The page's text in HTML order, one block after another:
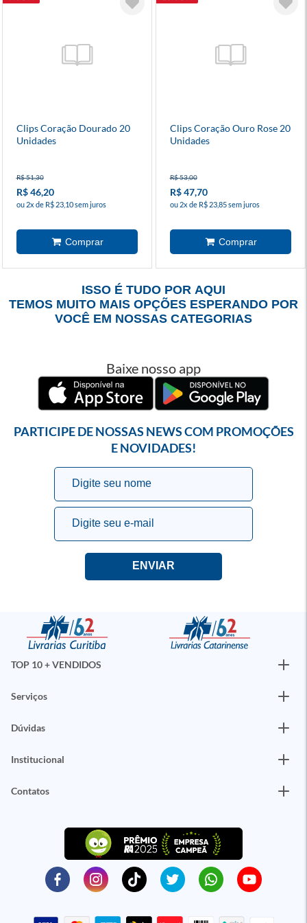
Clips Coração Dourado 20
Unidades
R$ 51,30
R$ 46,20
ou 2x de R$ 23,10 sem juros
Clips Coração Ouro Rose 20
Unidades
R$ 53,00
R$ 47,70
ou 2x de R$ 23,85 sem juros
ISSO É TUDO POR AQUI
TEMOS MUITO MAIS OPÇÕES ESPERANDO POR
VOCÊ EM NOSSAS CATEGORIAS
Baixe nosso app
PARTICIPE DE NOSSAS NEWS COM PROMOÇÕES
E NOVIDADES!
TOP 10 + VENDIDOS
Serviços
Dúvidas
Institucional
Contatos